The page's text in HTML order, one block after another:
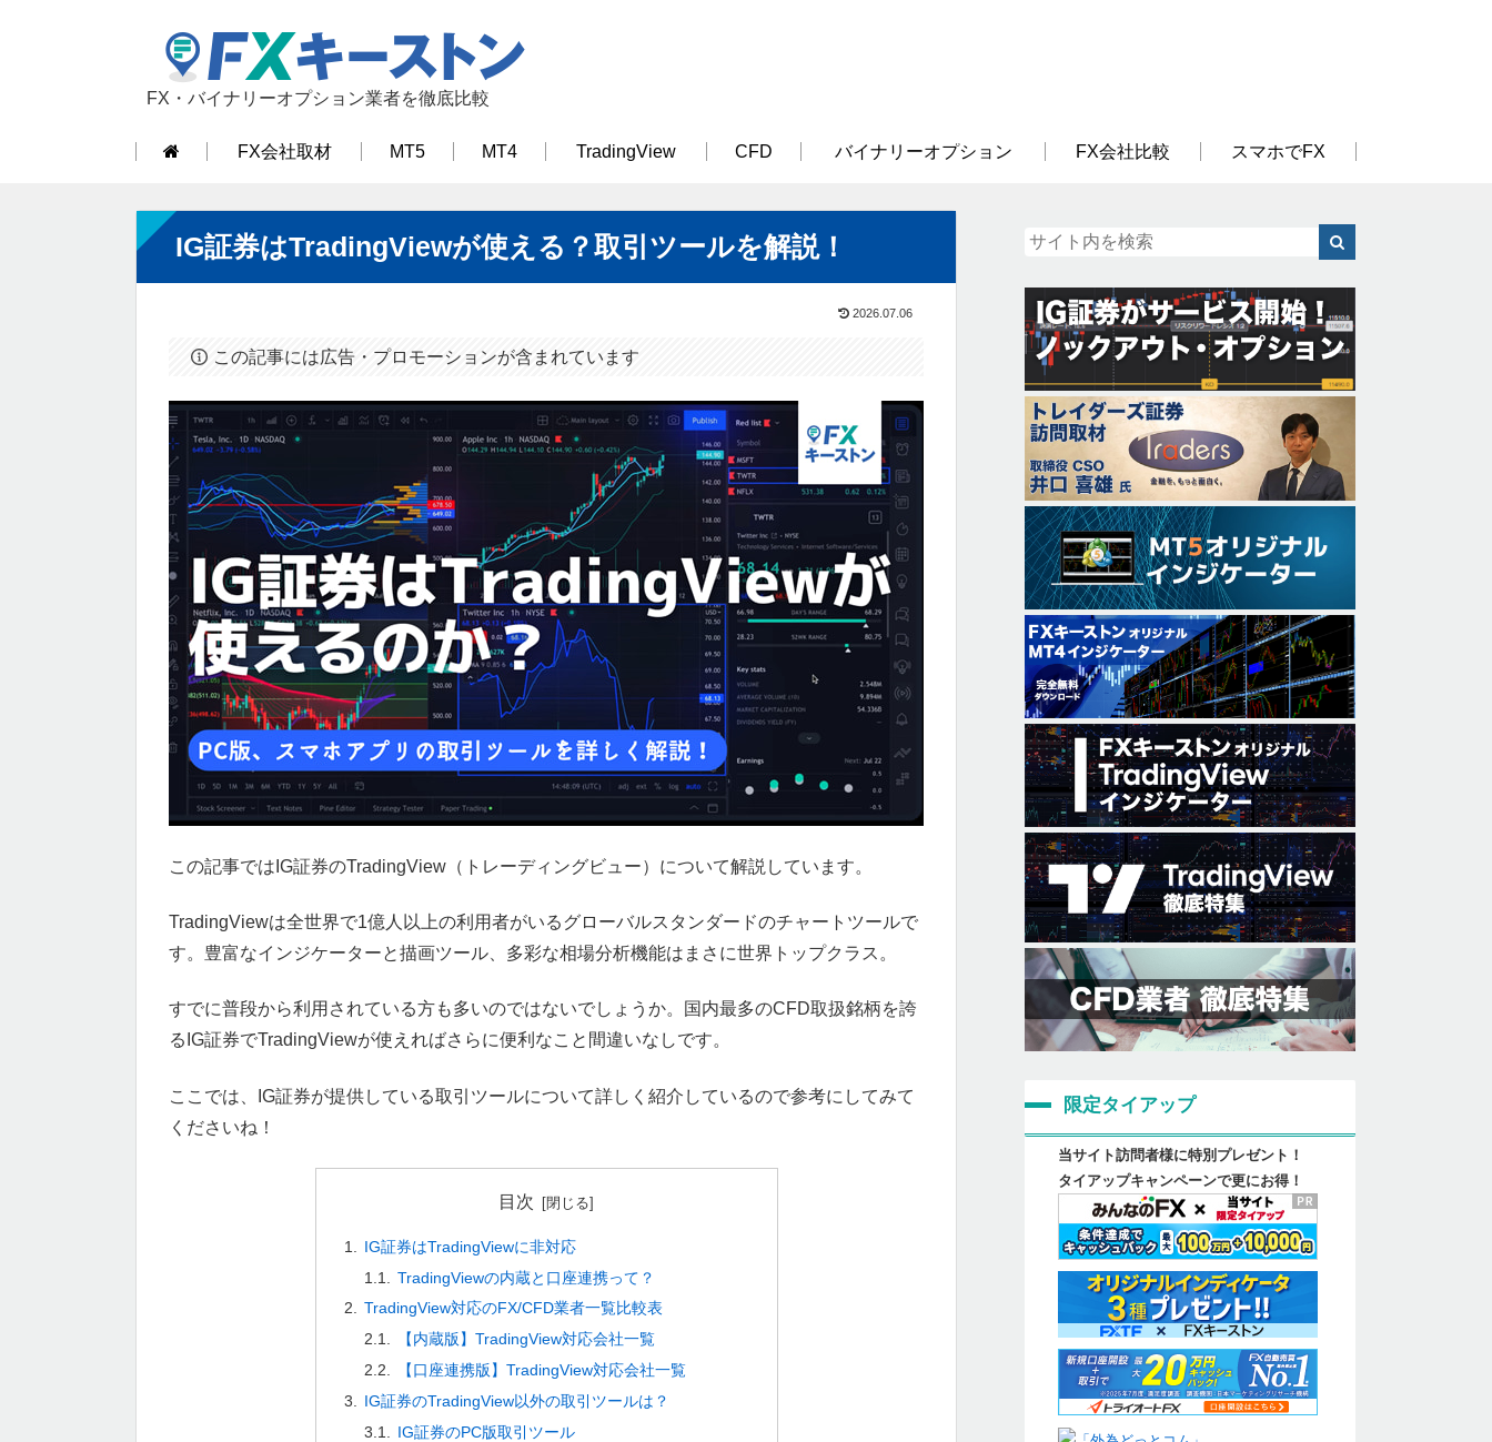
FX・バイナリーオプション業者を徹底比較
FX会社取材 MT5 MT4 TradingView CFD バイナリーオプション FX会社比較 スマホでFX
IG証券はTradingViewが使える？取引ツールを解説！
2026.07.06
この記事には広告・プロモーションが含まれています
この記事ではIG証券のTradingView（トレーディングビュー）について解説しています。
TradingViewは全世界で1億人以上の利用者がいるグローバルスタンダードのチャートツールで
す。豊富なインジケーターと描画ツール、多彩な相場分析機能はまさに世界トップクラス。
すでに普段から利用されている方も多いのではないでしょうか。国内最多のCFD取扱銘柄を誇
るIG証券でTradingViewが使えればさらに便利なこと間違いなしです。
ここでは、IG証券が提供している取引ツールについて詳しく紹介しているので参考にしてみて
くださいね！
目次
IG証券はTradingViewに非対応
TradingViewの内蔵と口座連携って？
TradingView対応のFX/CFD業者一覧比較表
【内蔵版】TradingView対応会社一覧
【口座連携版】TradingView対応会社一覧
IG証券のTradingView以外の取引ツールは？
IG証券のPC版取引ツール
限定タイアップ
当サイト訪問者様に特別プレゼント！
タイアップキャンペーンで更にお得！